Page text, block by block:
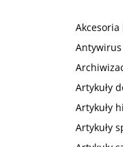
Antywirus
Artykuły
Artykuły
Artykuły